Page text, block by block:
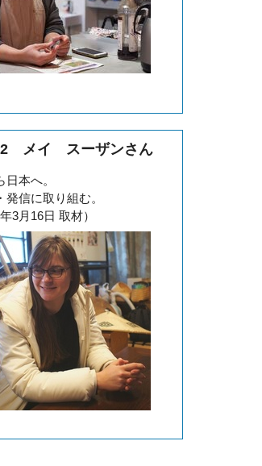
メイ スーザンさん
本へ。
信に取り組む。
3月16日 取材）